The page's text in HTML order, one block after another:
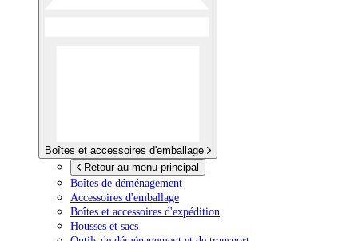
Boîtes et accessoires d'emballage
Retour au menu principal
Boîtes de déménagement
Accessoires d'emballage
Boîtes et accessoires d'expédition
Housses et sacs